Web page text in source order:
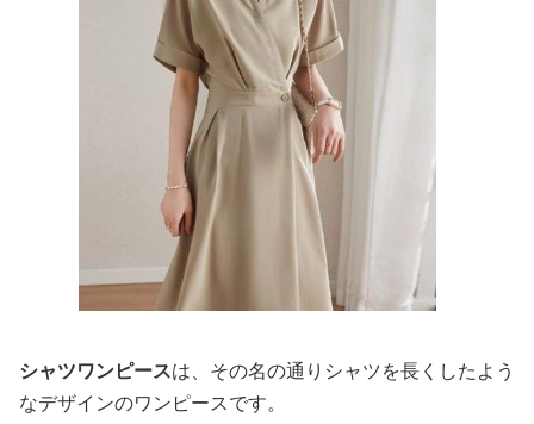
シャツワンピースは、その名の通りシャツを長くしたよう
なデザインのワンピースです。